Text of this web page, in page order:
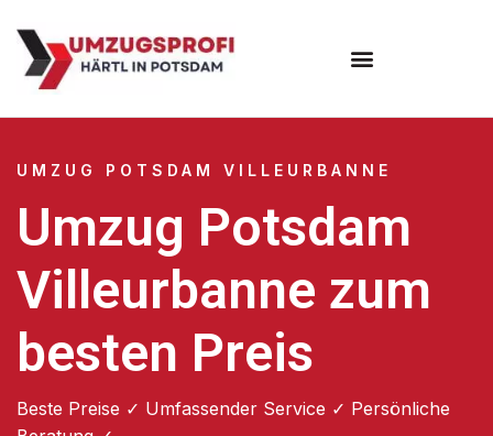
UMZUG POTSDAM VILLEURBANNE
Umzug Potsdam
Villeurbanne zum
besten Preis
Beste Preise ✓ Umfassender Service ✓ Persönliche